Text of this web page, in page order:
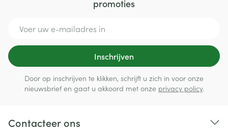
promoties
Inschrijven
Door op inschrijven te klikken, schrijft u zich in voor onze
nieuwsbrief en gaat u akkoord met onze privacy policy.
Contacteer ons